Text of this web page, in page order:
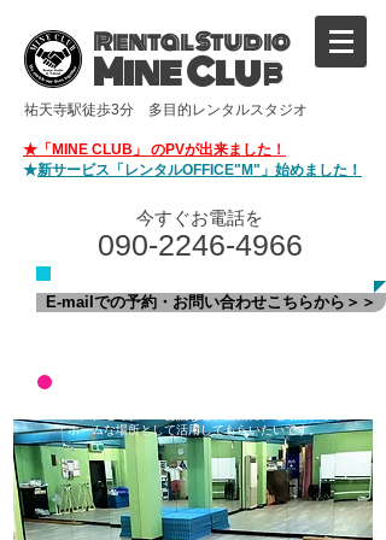
Rental Studio
Mine Club
祐天寺駅徒歩3分 多目的レンタルスタジオ
★「MINE CLUB」 のPVが出来ました ！
★新サービス「レンタルOFFICE"M"」始めました！
今すぐお電話を
090-2246-4966
E-mailでの予約・お問い合わせこちらから＞＞
ホームな場所として活用してもらいたいです。